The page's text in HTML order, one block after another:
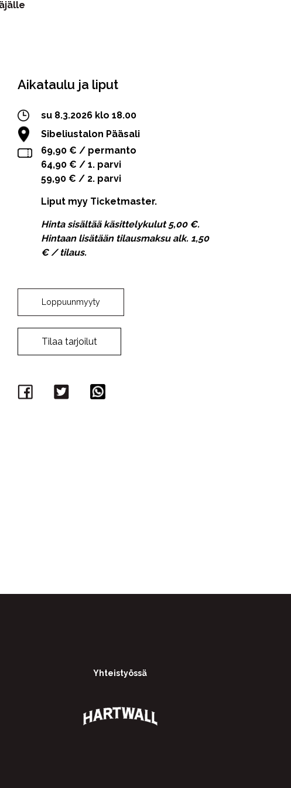
Aikataulu ja liput
su 8.3.2026 klo 18.00
Sibeliustalon Pääsali
69,90 € / permanto
64,90 € / 1. parvi
59,90 € / 2. parvi
Liput myy Ticketmaster.
Hinta sisältää käsittelykulut 5,00 €.
Hintaan lisätään tilausmaksu alk. 1,50
€ / tilaus.
Loppuunmyyty
Tilaa tarjoilut
Facebook
Twitter
Yhteistyössä